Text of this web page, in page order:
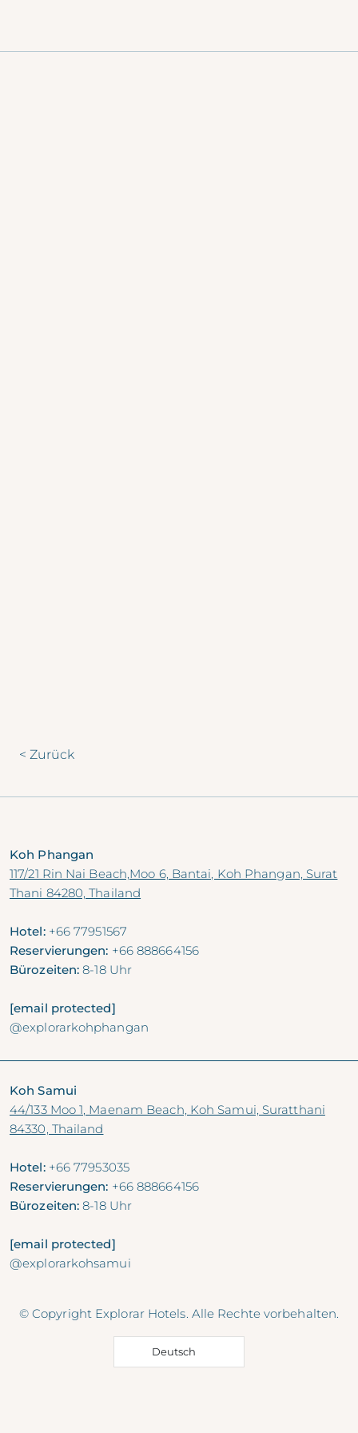
< Zurück
Koh Phangan
117/21 Rin Nai Beach,Moo 6, Bantai, Koh Phangan, Surat
Thani 84280, Thailand
Hotel: +66 77951567
Reservierungen: +66 888664156
Bürozeiten: 8-18 Uhr
[email protected]
@explorarkohphangan
Koh Samui
44/133 Moo 1, Maenam Beach, Koh Samui, Suratthani
84330, Thailand
Hotel: +66 77953035
Reservierungen: +66 888664156
Bürozeiten: 8-18 Uhr
[email protected]
@explorarkohsamui
© Copyright Explorar Hotels. Alle Rechte vorbehalten.
Deutsch